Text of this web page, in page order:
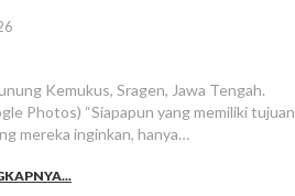
Kemukus, Sragen, Jawa Tengah.
Photos) “Siapapun yang memiliki tujuan
mereka inginkan, hanya…